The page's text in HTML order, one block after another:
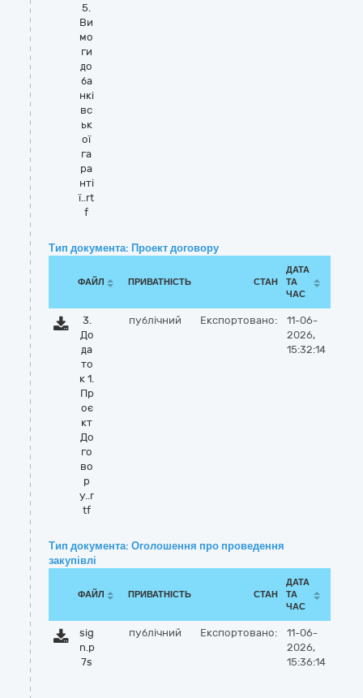
5.
Ви
мо
ги
до
ба
нкі
вс
ьк
ої
га
ра
нті
ї..rt
f
Тип документа: Проект договору
ФАЙЛ ПРИВАТНІСТЬ СТАН
ДАТА
ТА
ЧАС
3.
До
да
то
к 1.
Пр
оє
кт
До
го
во
р
у..r
tf
публічний Експортовано:
11-06-
2026,
15:32:14
Тип документа: Оголошення про проведення
закупівлі
ФАЙЛ ПРИВАТНІСТЬ СТАН
ДАТА
ТА
ЧАС
sig
n.p
7s
публічний Експортовано:
11-06-
2026,
15:36:14